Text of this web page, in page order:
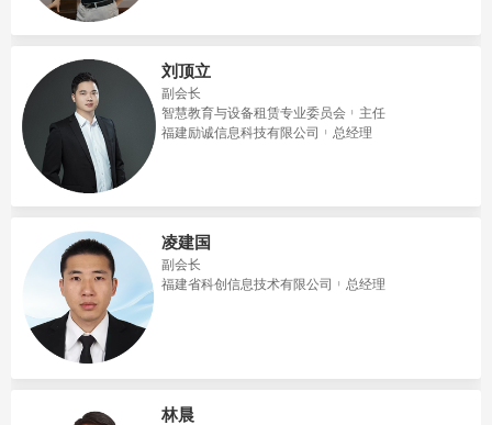
刘顶立
副会长
智慧教育与设备租赁专业委员会
主任
福建励诚信息科技有限公司
总经理
凌建国
副会长
福建省科创信息技术有限公司
总经理
林晨